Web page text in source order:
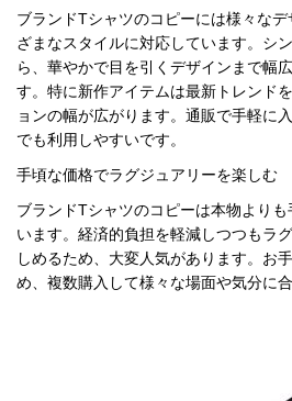
新
製
品
お
す
す
め
商
品
ブランドTシャツのコピーには様々な
ざまなスタイルに対応しています。シ
ら、華やかで目を引くデザインまで幅
す。特に新作アイテムは最新トレンド
ョンの幅が広がります。通販で手軽に
でも利用しやすいです。
手頃な価格でラグジュアリーを楽しむ
ブランドTシャツのコピーは本物より
います。経済的負担を軽減しつつもラ
しめるため、大変人気があります。お
め、複数購入して様々な場面や気分に